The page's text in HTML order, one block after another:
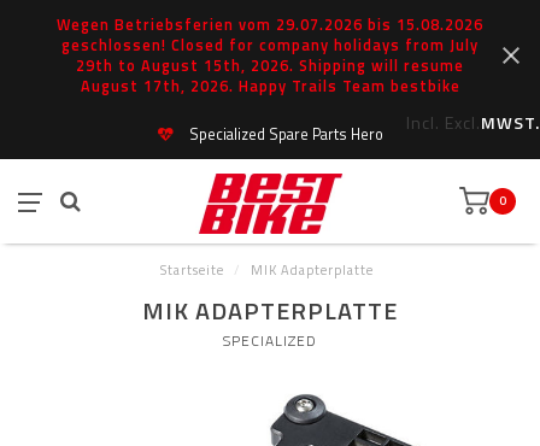
Wegen Betriebsferien vom 29.07.2026 bis 15.08.2026
geschlossen! Closed for company holidays from July
29th to August 15th, 2026. Shipping will resume
August 17th, 2026. Happy Trails Team bestbike
Incl. Excl.MWST.
Specialized Spare Parts Hero
0
Startseite / MIK Adapterplatte
MIK ADAPTERPLATTE
SPECIALIZED